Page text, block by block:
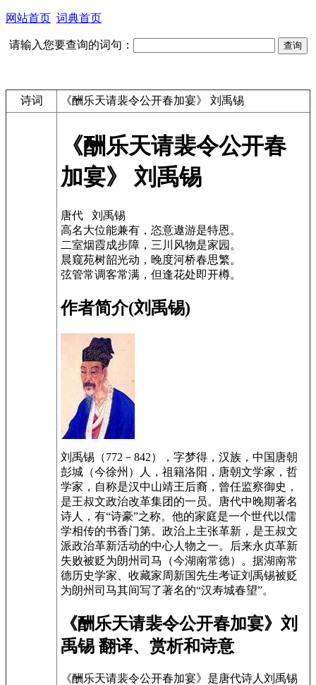
网站首页 词典首页
请输入您要查询的词句：
诗词 《酬乐天请裴令公开春加宴》 刘禹锡
《酬乐天请裴令公开春
加宴》 刘禹锡
唐代 刘禹锡
高名大位能兼有，恣意遨游是特恩。
二室烟霞成步障，三川风物是家园。
晨窥苑树韶光动，晚度河桥春思繁。
弦管常调客常满，但逢花处即开樽。
作者简介(刘禹锡)
刘禹锡（772－842），字梦得，汉族，中国唐朝
彭城（今徐州）人，祖籍洛阳，唐朝文学家，哲
学家，自称是汉中山靖王后裔，曾任监察御史，
是王叔文政治改革集团的一员。唐代中晚期著名
诗人，有“诗豪”之称。他的家庭是一个世代以儒
学相传的书香门第。政治上主张革新，是王叔文
派政治革新活动的中心人物之一。后来永贞革新
失败被贬为朗州司马（今湖南常德）。据湖南常
德历史学家、收藏家周新国先生考证刘禹锡被贬
为朗州司马其间写了著名的“汉寿城春望”。
《酬乐天请裴令公开春加宴》刘
禹锡 翻译、赏析和诗意
《酬乐天请裴令公开春加宴》是唐代诗人刘禹锡